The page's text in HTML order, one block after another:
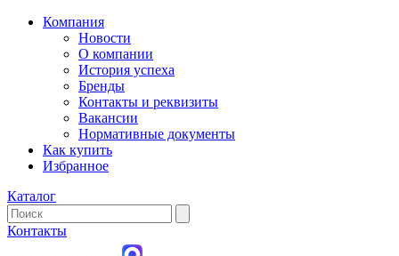
Компания
Новости
О компании
История успеха
Бренды
Контакты и реквизиты
Вакансии
Нормативные документы
Как купить
Избранное
Каталог
Контакты